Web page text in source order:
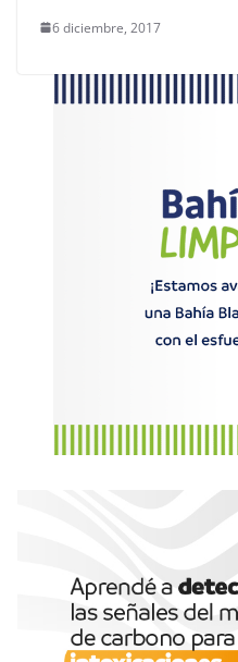
6 diciembre, 2017